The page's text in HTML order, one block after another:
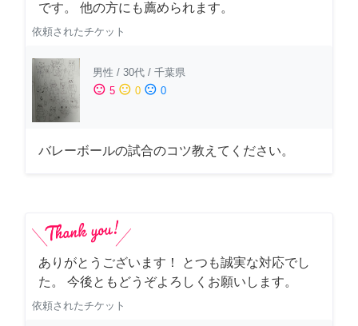
です。 他の方にも薦められます。
依頼されたチケット
男性 / 30代 / 千葉県
sentiment_satisfied 5 sentiment_neutral 0 sentiment_dissatisfied 0
バレーボールの試合のコツ教えてください。
ありがとうございます！ とつも誠実な対応でし
た。 今後ともどうぞよろしくお願いします。
依頼されたチケット